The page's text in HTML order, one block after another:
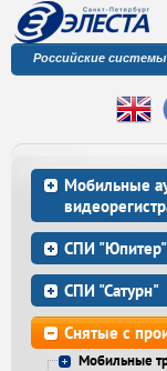
Российские
Мобильные
СПИ "Юпитер"
СПИ "Сатурн"
Снятые с
Мобильные